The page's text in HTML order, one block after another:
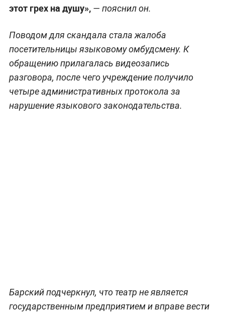
этот грех на душу», — пояснил он.
Поводом для скандала стала жалоба
посетительницы языковому омбудсмену. К
обращению прилагалась видеозапись
разговора, после чего учреждение получило
четыре административных протокола за
нарушение языкового законодательства.
Барский подчеркнул, что театр не является
государственным предприятием и вправе вести